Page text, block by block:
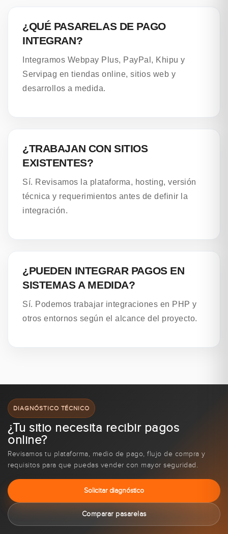
¿QUÉ PASARELAS DE PAGO
INTEGRAN?
Integramos Webpay Plus, PayPal, Khipu y
Servipag en tiendas online, sitios web y
desarrollos a medida.
¿TRABAJAN CON SITIOS
EXISTENTES?
Sí. Revisamos la plataforma, hosting, versión
técnica y requerimientos antes de definir la
integración.
¿PUEDEN INTEGRAR PAGOS EN
SISTEMAS A MEDIDA?
Sí. Podemos trabajar integraciones en PHP y
otros entornos según el alcance del proyecto.
DIAGNÓSTICO TÉCNICO
¿Tu sitio necesita recibir pagos
online?
Revisamos tu plataforma, medio de pago, flujo de compra y
requisitos para que puedas vender con mayor seguridad.
Solicitar diagnóstico
Comparar pasarelas